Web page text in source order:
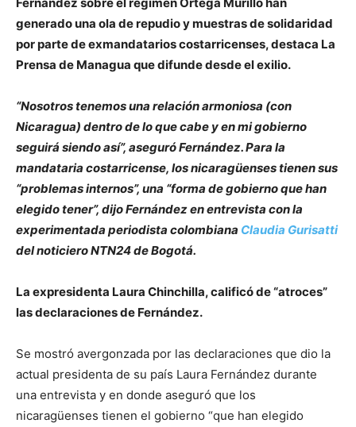
generado una ola de repudio y muestras de solidaridad
por parte de exmandatarios costarricenses, destaca La
Prensa de Managua que difunde desde el exilio.
“Nosotros tenemos una relación armoniosa (con
Nicaragua) dentro de lo que cabe y en mi gobierno
seguirá siendo así”, aseguró Fernández. Para la
mandataria costarricense, los nicaragüenses tienen sus
“problemas internos”, una “forma de gobierno que han
elegido tener”, dijo Fernández en entrevista con la
experimentada periodista colombiana Claudia Gurisatti
del noticiero NTN24 de Bogotá.
La expresidenta Laura Chinchilla, calificó de “atroces”
las declaraciones de Fernández.
Se mostró avergonzada por las declaraciones que dio la
actual presidenta de su país Laura Fernández durante
una entrevista y en donde aseguró que los
nicaragüenses tienen el gobierno “que han elegido